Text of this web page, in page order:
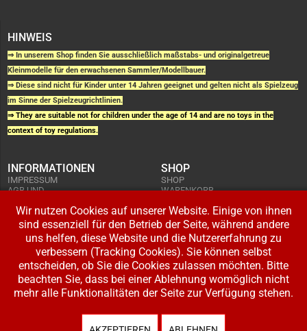
HINWEIS
⇒ In unserem Shop finden Sie ausschließlich maßstabs- und originalgetreue
Kleinmodelle für den erwachsenen Sammler/Modellbauer.
⇒ Diese sind nicht für Kinder unter 14 Jahren geeignet und gelten nicht als Spielzeug
im Sinne der Spielzeugrichtlinien.
⇒ They are suitable not for children under the age of 14 and are no toys in the
context of toy regulations.
INFORMATIONEN
IMPRESSUM
AGB UND
KUNDENINFORMATIONEN
WIDERRUFSRECHT
DATENSCHUTZERKLÄRUNG
ZAHLUNG UND VERSAND
SHOP
SHOP
WARENKORB
ADRESSE BEARBEITEN
IHR KONTO
LOGIN
REGISTRIEREN
Copyright © 2026 Modellbahnladen Klee GbR. Alle Rechte vorbehalten. Design:
Wir nutzen Cookies auf unserer Website. Einige von ihnen
sind essenziell für den Betrieb der Seite, während andere
uns helfen, diese Website und die Nutzererfahrung zu
verbessern (Tracking Cookies). Sie können selbst
entscheiden, ob Sie die Cookies zulassen möchten. Bitte
beachten Sie, dass bei einer Ablehnung womöglich nicht
mehr alle Funktionalitäten der Seite zur Verfügung stehen.